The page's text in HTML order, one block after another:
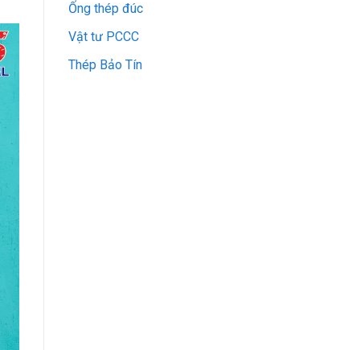
Ống thép đúc
Vật tư PCCC
Thép Bảo Tín